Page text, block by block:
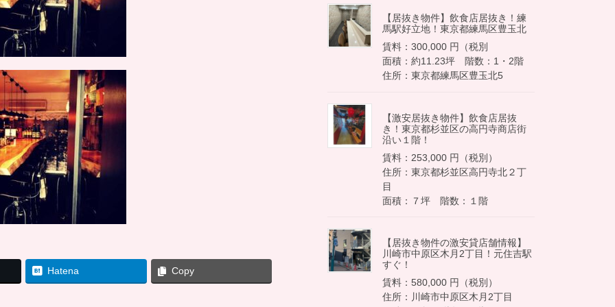
Hatena Copy
【居抜き物件】飲食店居抜き！練
馬駅好立地！東京都練馬区豊玉北
賃料：300,000 円（税別
面積：約11.23坪 階数：1・2階
住所：東京都練馬区豊玉北5
【激安居抜き物件】飲食店居抜
き！東京都杉並区の高円寺商店街
沿い１階！
賃料：253,000 円（税別）
住所：東京都杉並区高円寺北２丁
目
面積：７坪 階数：１階
【居抜き物件の激安貸店舗情報】
川崎市中原区木月2丁目！元住吉駅
すぐ！
賃料：580,000 円（税別）
住所：川崎市中原区木月2丁目